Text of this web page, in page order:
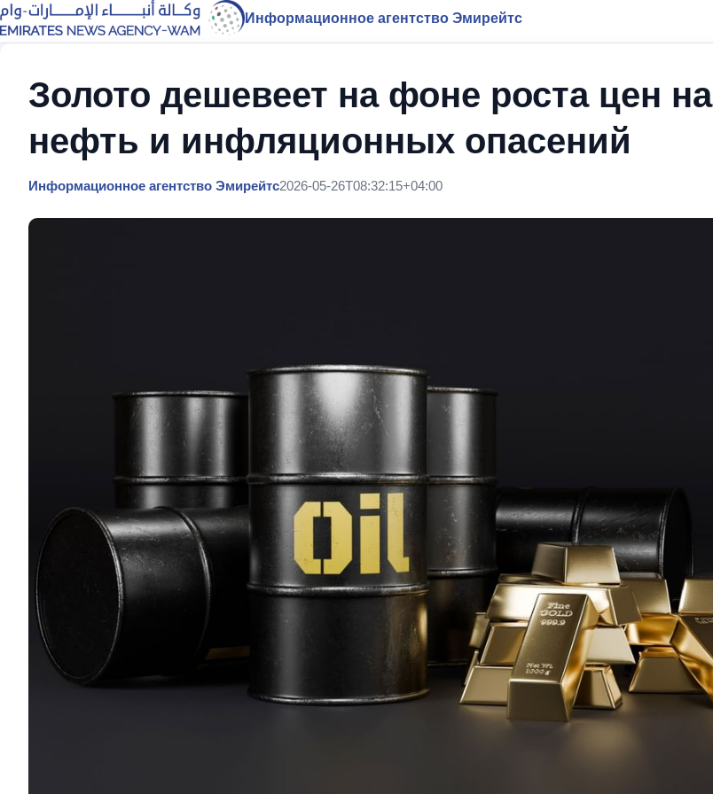
Информационное агентство Эмирейтс
Золото дешевеет на фоне роста цен на
нефть и инфляционных опасений
Информационное агентство Эмирейтс2026-05-26T08:32:15+04:00